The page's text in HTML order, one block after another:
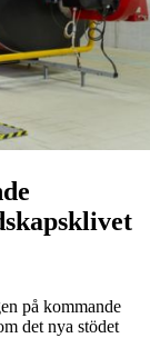
på kommande
det nya stödet